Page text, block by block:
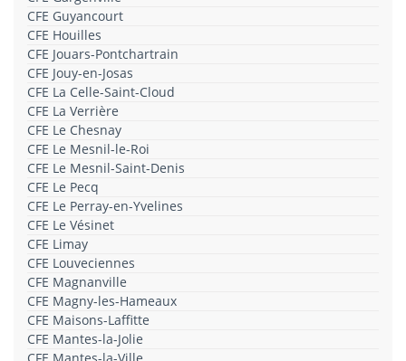
CFE Guyancourt
CFE Houilles
CFE Jouars-Pontchartrain
CFE Jouy-en-Josas
CFE La Celle-Saint-Cloud
CFE La Verrière
CFE Le Chesnay
CFE Le Mesnil-le-Roi
CFE Le Mesnil-Saint-Denis
CFE Le Pecq
CFE Le Perray-en-Yvelines
CFE Le Vésinet
CFE Limay
CFE Louveciennes
CFE Magnanville
CFE Magny-les-Hameaux
CFE Maisons-Laffitte
CFE Mantes-la-Jolie